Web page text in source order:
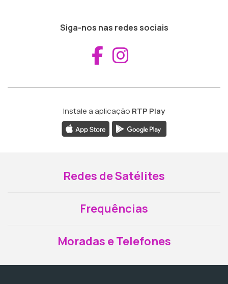
Siga-nos nas redes sociais
Aceder ao
Instale a aplicação RTP Play
Redes de Satélites
Frequências
Moradas e Telefones